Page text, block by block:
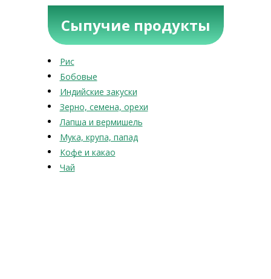
Сыпучие продукты
Рис
Бобовые
Индийские закуски
Зерно, семена, орехи
Лапша и вермишель
Мука, крупа, папад
Кофе и какао
Чай